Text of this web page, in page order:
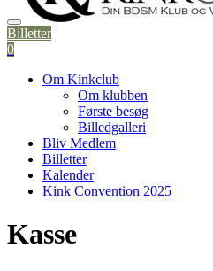
Billetter
0
Om Kinkclub
Om klubben
Første besøg
Billedgalleri
Bliv Medlem
Billetter
Kalender
Kink Convention 2025
Kasse